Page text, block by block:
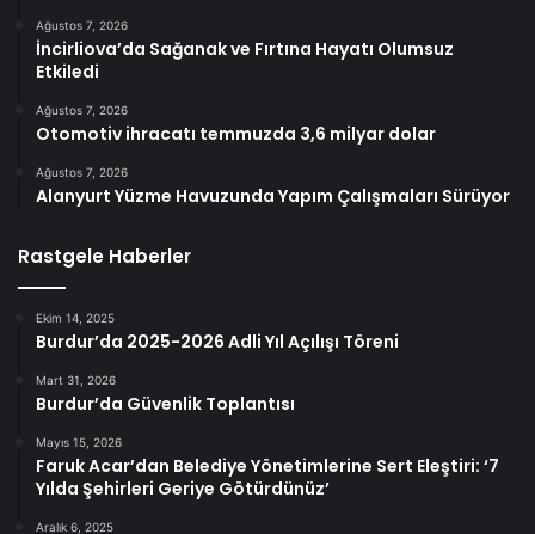
Ağustos 7, 2026
İncirliova’da Sağanak ve Fırtına Hayatı Olumsuz
Etkiledi
Ağustos 7, 2026
Otomotiv ihracatı temmuzda 3,6 milyar dolar
Ağustos 7, 2026
Alanyurt Yüzme Havuzunda Yapım Çalışmaları Sürüyor
Rastgele Haberler
Ekim 14, 2025
Burdur’da 2025-2026 Adli Yıl Açılışı Töreni
Mart 31, 2026
Burdur’da Güvenlik Toplantısı
Mayıs 15, 2026
Faruk Acar’dan Belediye Yönetimlerine Sert Eleştiri: ‘7
Yılda Şehirleri Geriye Götürdünüz’
Aralık 6, 2025